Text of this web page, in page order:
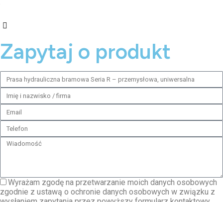
Zapytaj o produkt
Wyrażam zgodę na przetwarzanie moich danych osobowych
zgodnie z ustawą o ochronie danych osobowych w związku z